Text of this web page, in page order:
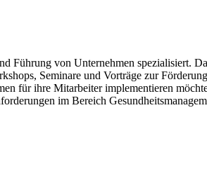
von Unternehmen spezialisiert.
Seminare und Vorträge zur
für ihre Mitarbeiter implementieren
im Bereich